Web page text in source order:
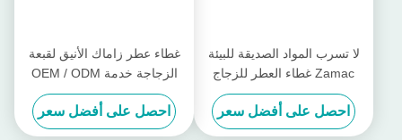
لا تسرب المواد الصديقة للبيئة
Zamac غطاء العطر للزجاج
زجاجة العطر
احصل على أفضل سعر
غطاء عطر زاماك الأنيق لقبعة
الزجاجة خدمة OEM / ODM
متوفرة
احصل على أفضل سعر